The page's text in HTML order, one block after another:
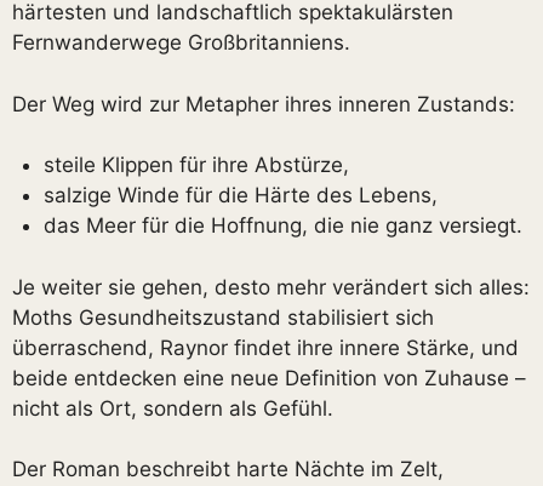
härtesten und landschaftlich spektakulärsten
Fernwanderwege Großbritanniens.
Der Weg wird zur Metapher ihres inneren Zustands:
steile Klippen für ihre Abstürze,
salzige Winde für die Härte des Lebens,
das Meer für die Hoffnung, die nie ganz versiegt.
Je weiter sie gehen, desto mehr verändert sich alles:
Moths Gesundheitszustand stabilisiert sich
überraschend, Raynor findet ihre innere Stärke, und
beide entdecken eine neue Definition von Zuhause –
nicht als Ort, sondern als Gefühl.
Der Roman beschreibt harte Nächte im Zelt,